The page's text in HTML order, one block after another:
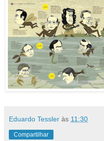
Eduardo Tessler às 11:30
Compartilhar